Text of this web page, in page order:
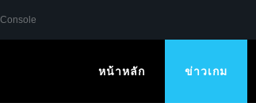
Console
หน้าหลัก ข่าวเกม